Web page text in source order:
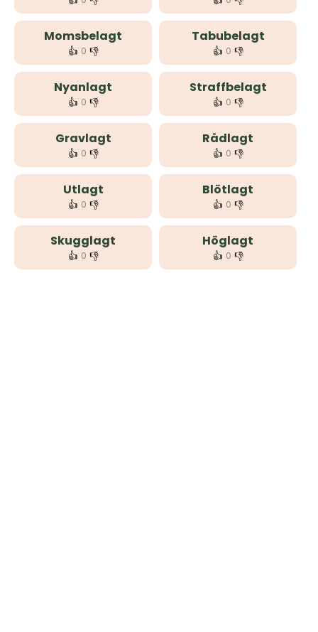
Momsbelagt
👍 0 👎
Tabubelagt
👍 0 👎
Nyanlagt
👍 0 👎
Straffbelagt
👍 0 👎
Gravlagt
👍 0 👎
Rådlagt
👍 0 👎
Utlagt
👍 0 👎
Blötlagt
👍 0 👎
Skugglagt
👍 0 👎
Höglagt
👍 0 👎